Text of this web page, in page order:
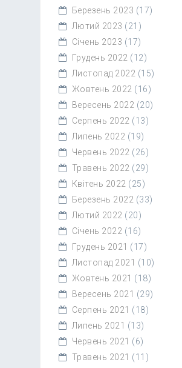
Березень 2023 (17)
Лютий 2023 (21)
Січень 2023 (17)
Грудень 2022 (12)
Листопад 2022 (15)
Жовтень 2022 (16)
Вересень 2022 (20)
Серпень 2022 (13)
Липень 2022 (19)
Червень 2022 (26)
Травень 2022 (29)
Квітень 2022 (25)
Березень 2022 (33)
Лютий 2022 (20)
Січень 2022 (16)
Грудень 2021 (17)
Листопад 2021 (10)
Жовтень 2021 (18)
Вересень 2021 (29)
Серпень 2021 (18)
Липень 2021 (13)
Червень 2021 (6)
Травень 2021 (11)